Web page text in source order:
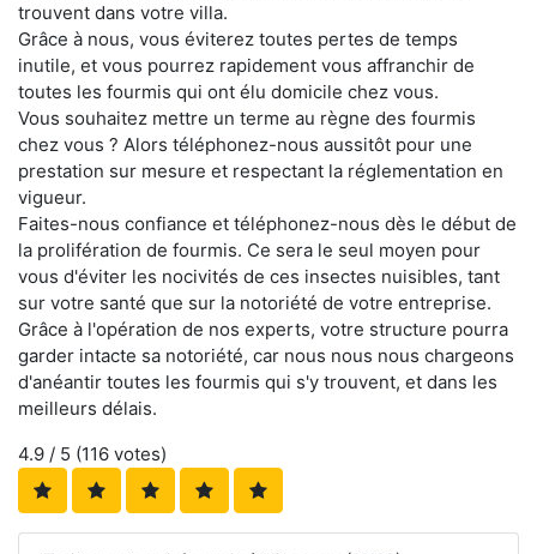
trouvent dans votre villa.
Grâce à nous, vous éviterez toutes pertes de temps
inutile, et vous pourrez rapidement vous affranchir de
toutes les fourmis qui ont élu domicile chez vous.
Vous souhaitez mettre un terme au règne des fourmis
chez vous ? Alors téléphonez-nous aussitôt pour une
prestation sur mesure et respectant la réglementation en
vigueur.
Faites-nous confiance et téléphonez-nous dès le début de
la prolifération de fourmis. Ce sera le seul moyen pour
vous d'éviter les nocivités de ces insectes nuisibles, tant
sur votre santé que sur la notoriété de votre entreprise.
Grâce à l'opération de nos experts, votre structure pourra
garder intacte sa notoriété, car nous nous nous chargeons
d'anéantir toutes les fourmis qui s'y trouvent, et dans les
meilleurs délais.
4.9 / 5 (116 votes)